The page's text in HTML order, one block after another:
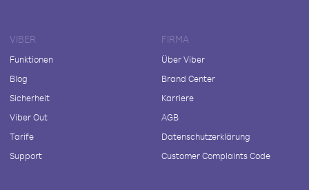
VIBER
Funktionen
Blog
Sicherheit
Viber Out
Tarife
Support
FIRMA
Über Viber
Brand Center
Karriere
AGB
Datenschutzerklärung
Customer Complaints Code